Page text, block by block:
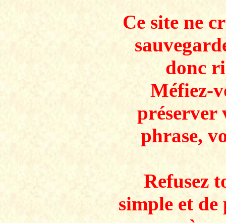
Ce site ne
donc
Méfiez-
préserver
phrase,
Refusez
simple et